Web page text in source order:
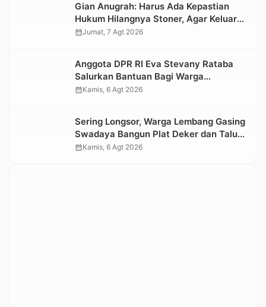
Gian Anugrah: Harus Ada Kepastian
Hukum Hilangnya Stoner, Agar Keluarga
tidak Larut dalam Trauma dan
calendar_monthJumat, 7 Agt 2026
Anggota DPR RI Eva Stevany Rataba
Salurkan Bantuan Bagi Warga
Terdampak Longsor di Buntu Pepasan
calendar_monthKamis, 6 Agt 2026
Sering Longsor, Warga Lembang Gasing
Swadaya Bangun Plat Deker dan Talut
Jalan Penghubung Antar Lembang
calendar_monthKamis, 6 Agt 2026